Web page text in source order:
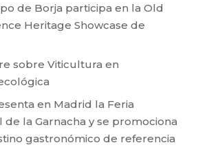
de Borja participa en la Old
Heritage Showcase de
sobre Viticultura en
en Madrid la Feria
de la Garnacha y se promociona
gastronómico de referencia